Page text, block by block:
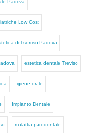
Padova
Low Cost
del sorriso Padova
estetica dentale Treviso
igiene orale
Impianto Dentale
malattia parodontale